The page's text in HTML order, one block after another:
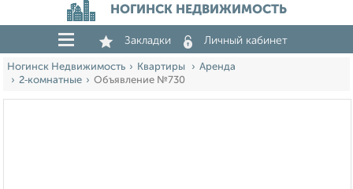
НОГИНСК НЕДВИЖИМОСТЬ
Закладки Личный кабинет
Ногинск Недвижимость Квартиры
Аренда
2‑комнатные
Объявление №730